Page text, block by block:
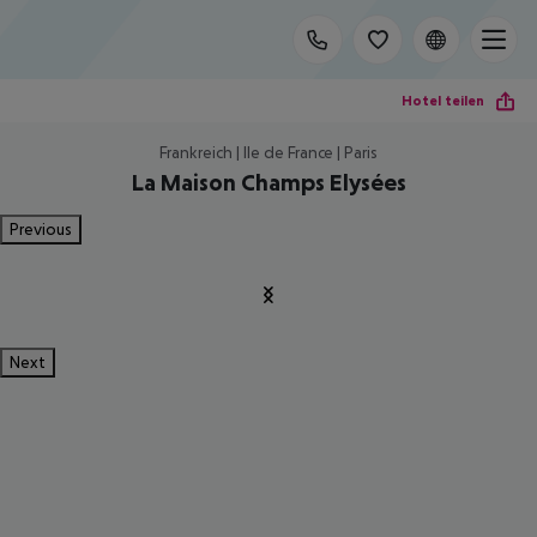
Hotel teilen
Frankreich | Ile de France | Paris
La Maison Champs Elysées
Previous
Next